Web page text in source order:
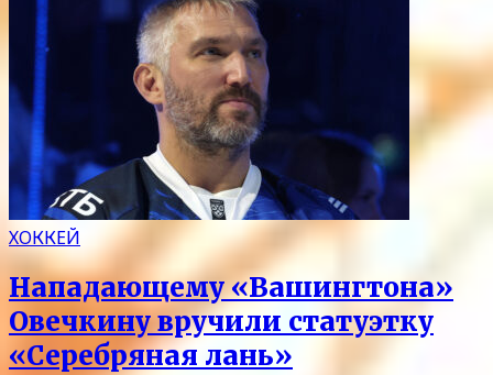
ХОККЕЙ
Нападающему «Вашингтона»
Овечкину вручили статуэтку
«Серебряная лань»